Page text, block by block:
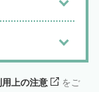
用上の注意
をご